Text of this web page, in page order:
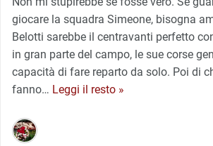
giocare la squadra Simeone, bisogna
Belotti sarebbe il centravanti perfetto
in gran parte del campo, le sue corse
capacità di fare reparto da solo. Poi di
fanno… Leggi il resto »